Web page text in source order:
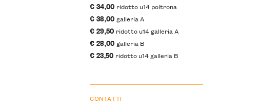
€ 34,00 ridotto u14 poltrona
€ 38,00 galleria A
€ 29,50 ridotto u14 galleria A
€ 28,00 galleria B
€ 23,50 ridotto u14 galleria B
CONTATTI